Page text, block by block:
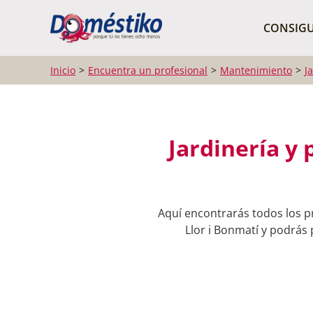
Inicio Encuentra un profesional Mantenimiento
Jardinería y
Aquí encontrarás todos los
Llor i Bonmatí y